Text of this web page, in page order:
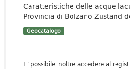
Caratteristiche delle acque
Provincia di Bolzano Zustand
Geocatalogo
E' possibile inoltre accedere al